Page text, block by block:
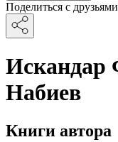
Поделиться с друзьями
Искандар
Набиев
Книги автора